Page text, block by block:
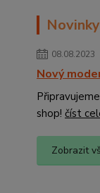
Novinky
08.08.2023
Nový
shop! číst
Zobrazit